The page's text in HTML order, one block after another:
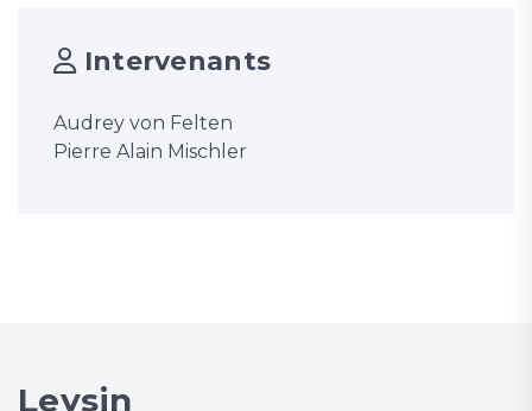
Intervenants
Audrey von Felten
Pierre Alain Mischler
Leysin